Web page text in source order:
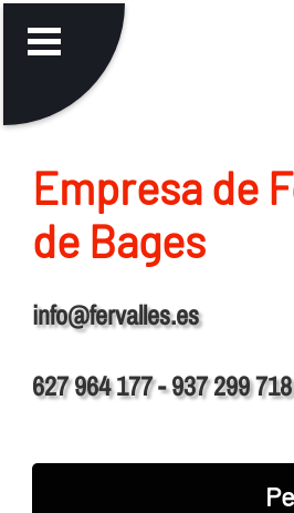
Empresa de
de Bages
info@fervalles.es
627 964 177 - 937 299 718